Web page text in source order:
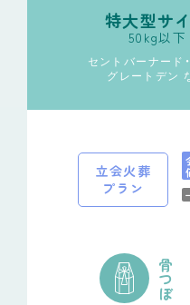
特大型サ
50kg以下
セントバーナード
グレートデン
立会火葬
プラン
骨
つ
ぼ